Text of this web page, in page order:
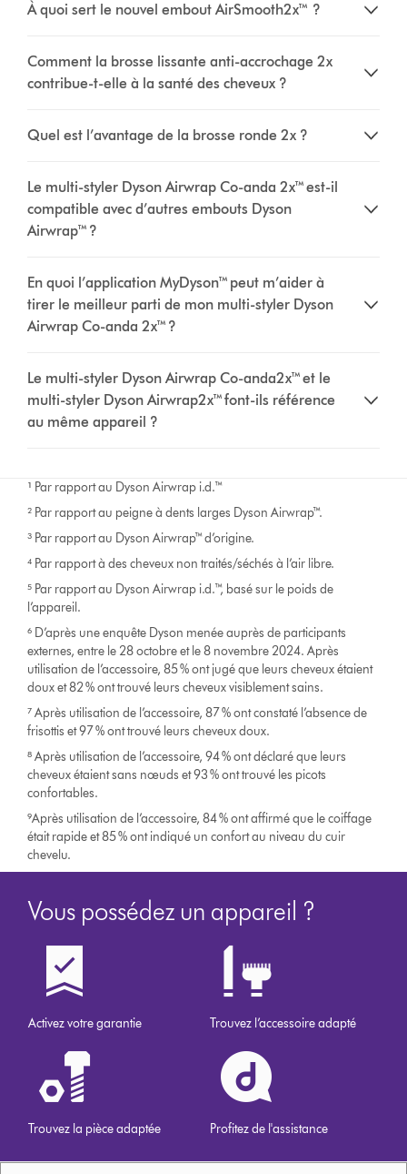
À quoi sert le nouvel embout AirSmooth2x™ ?
Comment la brosse lissante anti-accrochage 2x
contribue-t-elle à la santé des cheveux ?
Quel est l’avantage de la brosse ronde 2x ?
Le multi-styler Dyson Airwrap Co-anda 2x™ est-il
compatible avec d’autres embouts Dyson
Airwrap™ ?
En quoi l’application MyDyson™ peut m’aider à
tirer le meilleur parti de mon multi-styler Dyson
Airwrap Co-anda 2x™ ?
Le multi-styler Dyson Airwrap Co-anda2x™ et le
multi-styler Dyson Airwrap2x™ font-ils référence
au même appareil ?
¹ Par rapport au Dyson Airwrap i.d.™
² Par rapport au peigne à dents larges Dyson Airwrap™.
³ Par rapport au Dyson Airwrap™ d’origine.
⁴ Par rapport à des cheveux non traités/séchés à l’air libre.
⁵ Par rapport au Dyson Airwrap i.d.™, basé sur le poids de
l’appareil.
⁶ D’après une enquête Dyson menée auprès de participants
externes, entre le 28 octobre et le 8 novembre 2024. Après
utilisation de l’accessoire, 85 % ont jugé que leurs cheveux étaient
doux et 82 % ont trouvé leurs cheveux visiblement sains.
⁷ Après utilisation de l’accessoire, 87 % ont constaté l’absence de
frisottis et 97 % ont trouvé leurs cheveux doux.
⁸ Après utilisation de l’accessoire, 94 % ont déclaré que leurs
cheveux étaient sans nœuds et 93 % ont trouvé les picots
confortables.
⁹Après utilisation de l’accessoire, 84 % ont affirmé que le coiffage
était rapide et 85 % ont indiqué un confort au niveau du cuir
chevelu.
Vous possédez un appareil ?
Activez votre garantie Trouvez l’accessoire adapté
Trouvez la pièce adaptée Profitez de l'assistance